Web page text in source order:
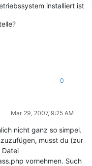
installiert ist
0
Mar 29, 2007, 9:25 AM
nicht ganz so simpel.
musst du (zur
Datei
vornehmen. Such